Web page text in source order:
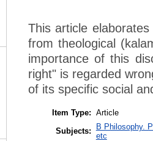
This article
from theological
importance of this
right" is regarded
of its specific social
Item Type: Article
Subjects:
B Philosophy.
etc